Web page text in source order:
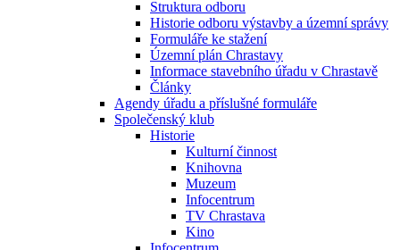
Struktura odboru
Historie odboru výstavby a územní správy
Formuláře ke stažení
Územní plán Chrastavy
Informace stavebního úřadu v Chrastavě
Články
Agendy úřadu a příslušné formuláře
Společenský klub
Historie
Kulturní činnost
Knihovna
Muzeum
Infocentrum
TV Chrastava
Kino